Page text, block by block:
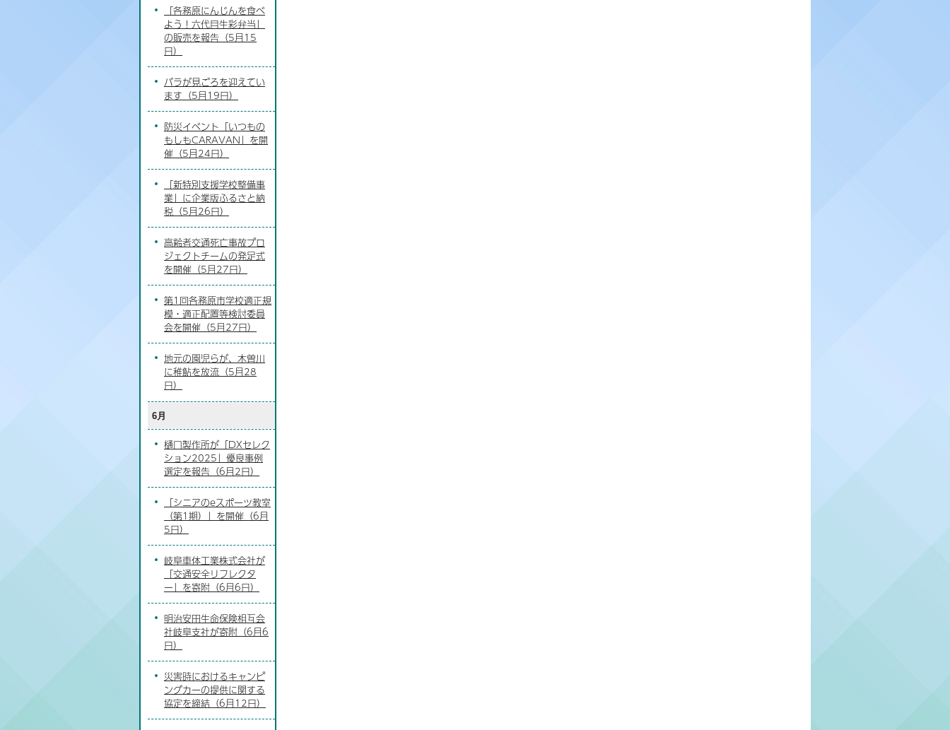
「各務原にんじんを食べ
よう！六代目生彩弁当」
の販売を報告（5月15
日）
バラが見ごろを迎えてい
ます（5月19日）
防災イベント「いつもの
もしもCARAVAN」を開
催（5月24日）
「新特別支援学校整備事
業」に企業版ふるさと納
税（5月26日）
高齢者交通死亡事故プロ
ジェクトチームの発足式
を開催（5月27日）
第1回各務原市学校適正規
模・適正配置等検討委員
会を開催（5月27日）
地元の園児らが、木曽川
に稚鮎を放流（5月28
日）
6月
樋口製作所が「DXセレク
ション2025」優良事例
選定を報告（6月2日）
「シニアのeスポーツ教室
（第1期）」を開催（6月
5日）
岐阜車体工業株式会社が
「交通安全リフレクタ
ー」を寄附（6月6日）
明治安田生命保険相互会
社岐阜支社が寄附（6月6
日）
災害時におけるキャンピ
ングカーの提供に関する
協定を締結（6月12日）